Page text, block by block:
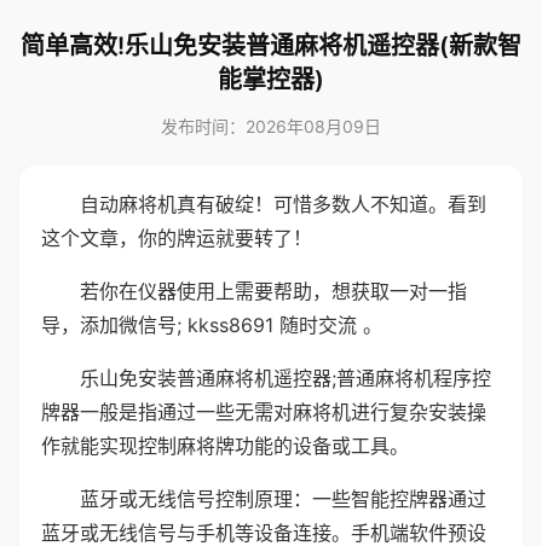
简单高效!乐山免安装普通麻将机遥控器(新款智
能掌控器)
发布时间：2026年08月09日
自动麻将机真有破绽！可惜多数人不知道。看到
这个文章，你的牌运就要转了！
若你在仪器使用上需要帮助，想获取一对一指
导，添加微信号; kkss8691 随时交流 。
乐山免安装普通麻将机遥控器;普通麻将机程序控
牌器一般是指通过一些无需对麻将机进行复杂安装操
作就能实现控制麻将牌功能的设备或工具。
蓝牙或无线信号控制原理：一些智能控牌器通过
蓝牙或无线信号与手机等设备连接。手机端软件预设